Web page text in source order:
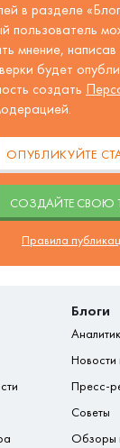
в разделе
пользователь
мнение,
будет
создать
ОПУБЛИКУЙТЕ
CОЗДАЙТЕ СВОЮ
Правила
Блоги
Новости
Пресс-
Советы
Обзоры